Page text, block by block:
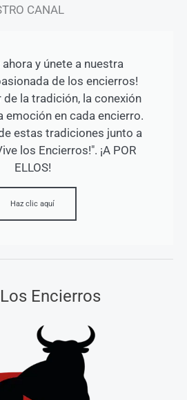
CANAL
ahora y únete a nuestra
de los encierros!
de la tradición, la conexión
emoción en cada encierro.
estas tradiciones junto a
los Encierros!". ¡A POR
ELLOS!
Haz clic aquí
Encierros